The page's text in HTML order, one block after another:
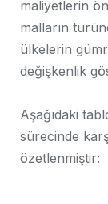
maliyetlerin
malların
ülkelerin
değişkenlik
Aşağıdaki
sürecinde
özetlenmiştir: